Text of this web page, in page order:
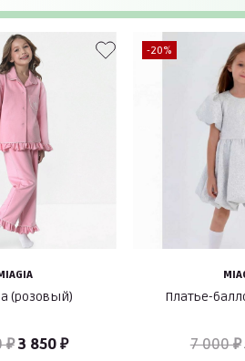
(розовый)
₽3 850 ₽
-20%
Платье-
7 000 ₽